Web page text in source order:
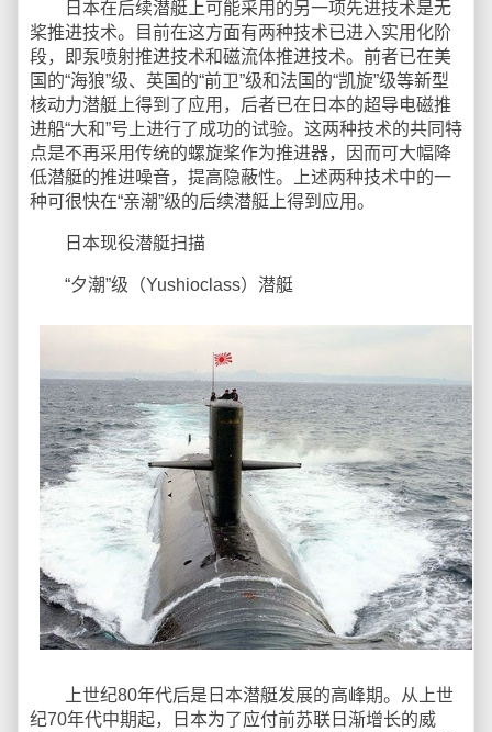
日本在后续潜艇上可能采用的另一项先进技术是无
桨推进技术。目前在这方面有两种技术已进入实用化阶
段，即泵喷射推进技术和磁流体推进技术。前者已在美
国的“海狼”级、英国的“前卫”级和法国的“凯旋”级等新型
核动力潜艇上得到了应用，后者已在日本的超导电磁推
进船“大和”号上进行了成功的试验。这两种技术的共同特
点是不再采用传统的螺旋桨作为推进器，因而可大幅降
低潜艇的推进噪音，提高隐蔽性。上述两种技术中的一
种可很快在“亲潮”级的后续潜艇上得到应用。
日本现役潜艇扫描
“夕潮”级（Yushioclass）潜艇
上世纪80年代后是日本潜艇发展的高峰期。从上世
纪70年代中期起，日本为了应付前苏联日渐增长的威